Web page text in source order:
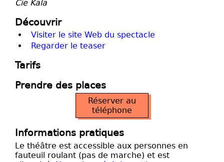
Cie Kala
Découvrir
Visiter le site Web du spectacle
Regarder le teaser
Tarifs
Prendre des places
Réserver au
téléphone
Informations pratiques
Le théâtre est accessible aux personnes en
fauteuil roulant (pas de marche) et est